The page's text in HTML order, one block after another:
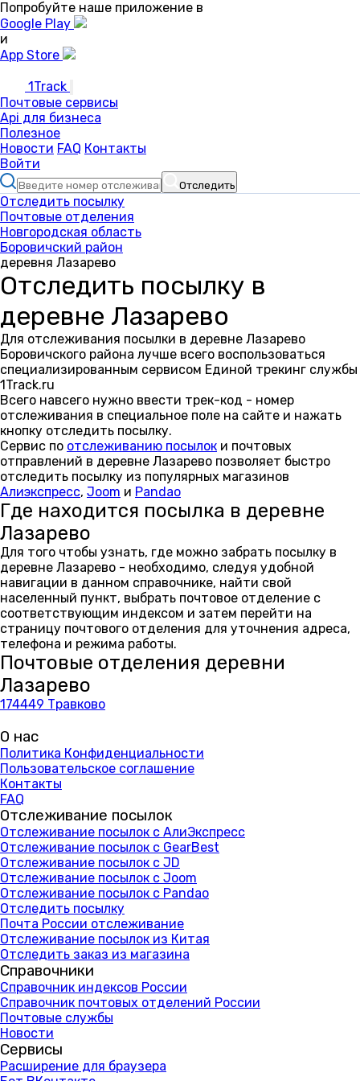
Попробуйте наше приложение в
Google Play
и
App Store
1Track
Почтовые сервисы
Api для бизнеса
Полезное
Новости FAQ Контакты
Войти
Отследить
Отследить посылку
Почтовые отделения
Новгородская область
Боровичский район
деревня Лазарево
Отследить посылку в
деревне Лазарево
Для отслеживания посылки в деревне Лазарево
Боровичского района лучше всего воспользоваться
специализированным сервисом Единой трекинг службы
1Track.ru
Всего навсего нужно ввести трек-код - номер
отслеживания в специальное поле на сайте и нажать
кнопку отследить посылку.
Сервис по отслеживанию посылок и почтовых
отправлений в деревне Лазарево позволяет быстро
отследить посылку из популярных магазинов
Алиэкспресс, Joom и Pandao
Где находится посылка в деревне
Лазарево
Для того чтобы узнать, где можно забрать посылку в
деревне Лазарево - необходимо, следуя удобной
навигации в данном справочнике, найти свой
населенный пункт, выбрать почтовое отделение с
соответствующим индексом и затем перейти на
страницу почтового отделения для уточнения адреса,
телефона и режима работы.
Почтовые отделения деревни
Лазарево
174449 Травково
О нас
Политика Конфиденциальности
Пользовательское соглашение
Контакты
FAQ
Отслеживание посылок
Отслеживание посылок с АлиЭкспресс
Отслеживание посылок с GearBest
Отслеживание посылок с JD
Отслеживание посылок с Joom
Отслеживание посылок с Pandao
Отследить посылку
Почта России отслеживание
Отслеживание посылок из Китая
Отследить заказ из магазина
Справочники
Справочник индексов России
Справочник почтовых отделений России
Почтовые службы
Новости
Сервисы
Расширение для браузера